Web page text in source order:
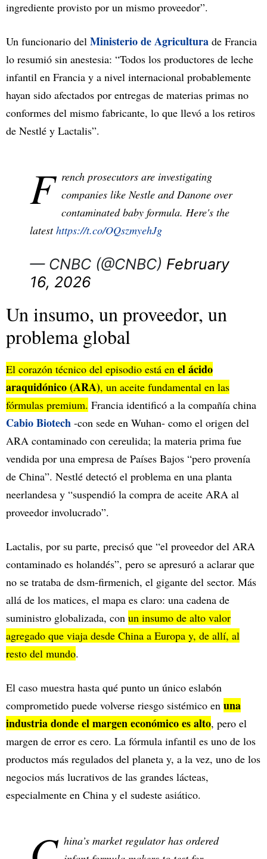
ingrediente provisto por un mismo proveedor”.
Un funcionario del Ministerio de Agricultura de Francia
lo resumió sin anestesia: “Todos los productores de leche
infantil en Francia y a nivel internacional probablemente
hayan sido afectados por entregas de materias primas no
conformes del mismo fabricante, lo que llevó a los retiros
de Nestlé y Lactalis”.​
F rench prosecutors are investigating
companies like Nestle and Danone over
contaminated baby formula. Here's the
latesthttps://t.co/OQszmyehJg
— CNBC (@CNBC) February
16, 2026
Un insumo, un proveedor, un
problema global
El corazón técnico del episodio está en el ácido
araquidónico (ARA), un aceite fundamental en las
fórmulas premium. Francia identificó a la compañía china
Cabio Biotech -con sede en Wuhan- como el origen del
ARA contaminado con cereulida; la materia prima fue
vendida por una empresa de Países Bajos “pero provenía
de China”. Nestlé detectó el problema en una planta
neerlandesa y “suspendió la compra de aceite ARA al
proveedor involucrado”.​
Lactalis, por su parte, precisó que “el proveedor del ARA
contaminado es holandés”, pero se apresuró a aclarar que
no se trataba de dsm‑firmenich, el gigante del sector. Más
allá de los matices, el mapa es claro: una cadena de
suministro globalizada, con un insumo de alto valor
agregado que viaja desde China a Europa y, de allí, al
resto del mundo.​
El caso muestra hasta qué punto un único eslabón
comprometido puede volverse riesgo sistémico en una
industria donde el margen económico es alto, pero el
margen de error es cero. La fórmula infantil es uno de los
productos más regulados del planeta y, a la vez, uno de los
negocios más lucrativos de las grandes lácteas,
especialmente en China y el sudeste asiático.​
hina’s market regulator has ordered